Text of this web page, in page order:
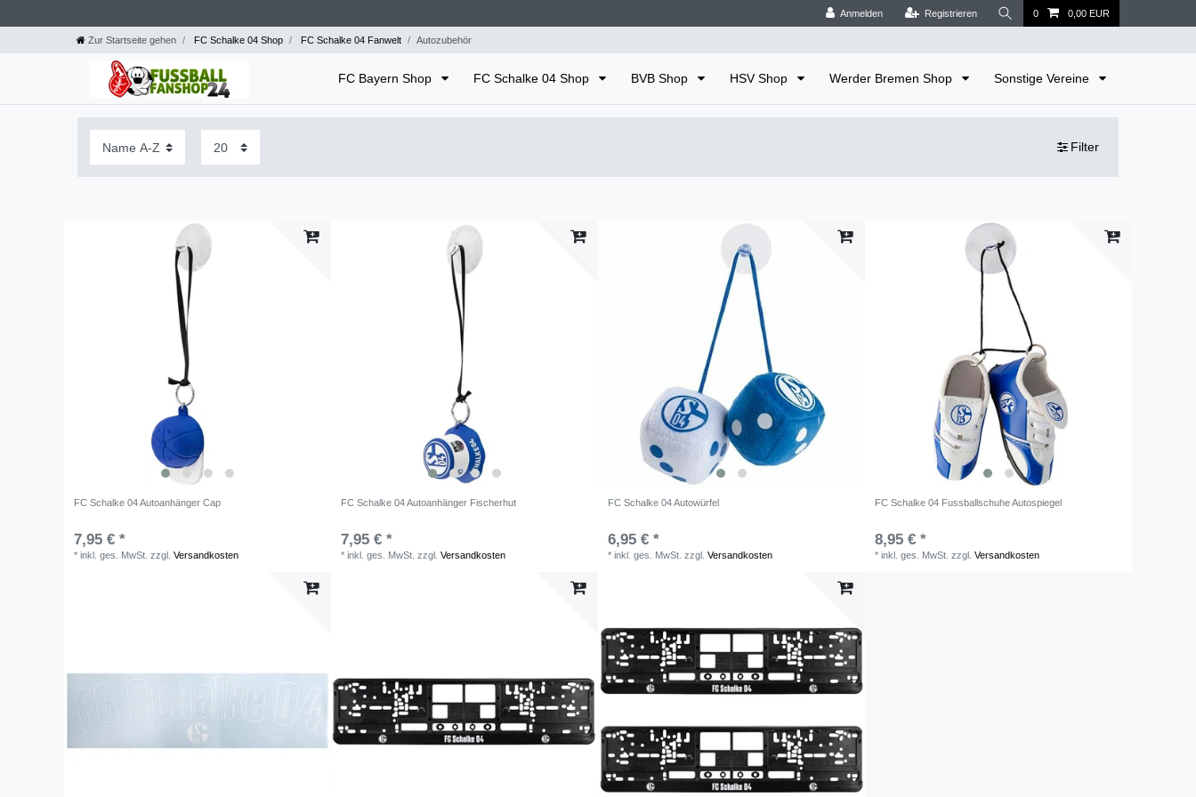
Anmelden Registrieren 0 0,00 EUR
Zur Startseite gehen FC Schalke 04 Shop FC Schalke 04 Fanwelt Autozubehör
FC Bayern Shop FC Schalke 04 Shop BVB Shop HSV Shop Werder Bremen Shop Sonstige Vereine
Filter
FC Schalke 04 Autoanhänger Cap
7,95 € *
*inkl. ges. MwSt. zzgl.Versandkosten
FC Schalke 04 Autoanhänger Fischerhut
7,95 € *
*inkl. ges. MwSt. zzgl.Versandkosten
FC Schalke 04 Autowürfel
6,95 € *
*inkl. ges. MwSt. zzgl.Versandkosten
FC Schalke 04 Fussballschuhe Autospiegel
8,95 € *
*inkl. ges. MwSt. zzgl.Versandkosten